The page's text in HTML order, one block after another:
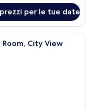
per le tue date
grigio con un velo su una
Room, City View